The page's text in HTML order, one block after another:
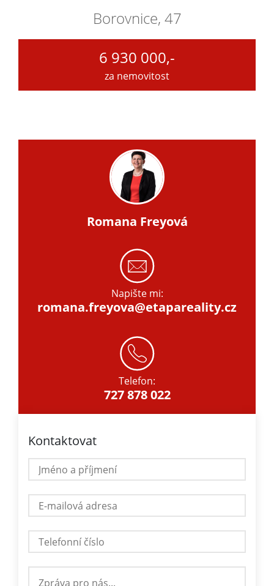
Borovnice, 47
6 930 000,-
za nemovitost
Romana Freyová
Napište mi:
romana.freyova@etapareality.cz
Telefon:
727 878 022
Kontaktovat